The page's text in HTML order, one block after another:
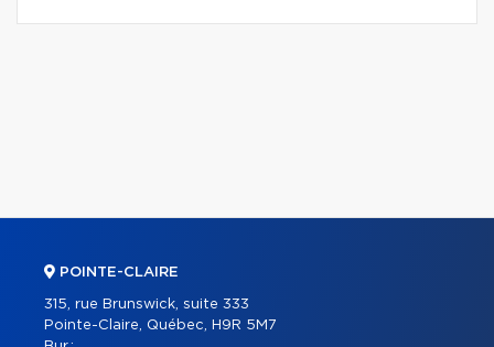
POINTE-CLAIRE
315, rue Brunswick, suite 333
Pointe-Claire, Québec, H9R 5M7